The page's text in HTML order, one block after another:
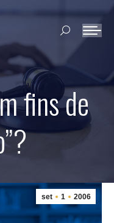
Search:
fins de
set 1 2006